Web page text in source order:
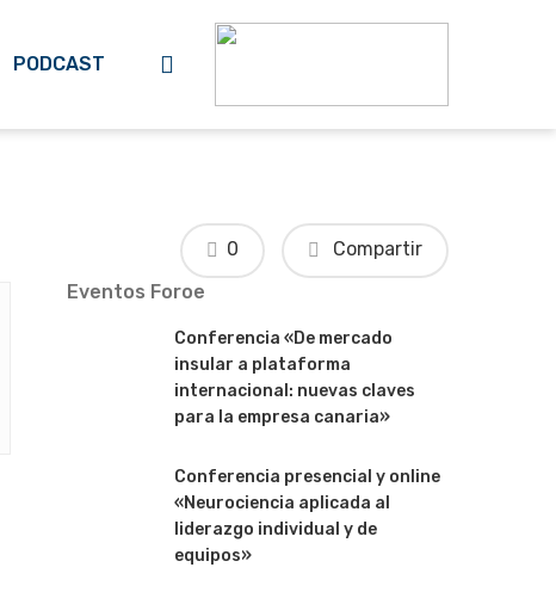
PODCAST
Compartir
0
Eventos Foroe
Conferencia «De mercado
insular a plataforma
internacional: nuevas claves
para la empresa canaria»
Conferencia presencial y online
«Neurociencia aplicada al
liderazgo individual y de
equipos»